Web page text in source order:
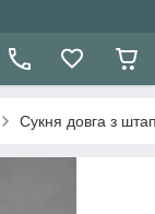
Сукня довга з